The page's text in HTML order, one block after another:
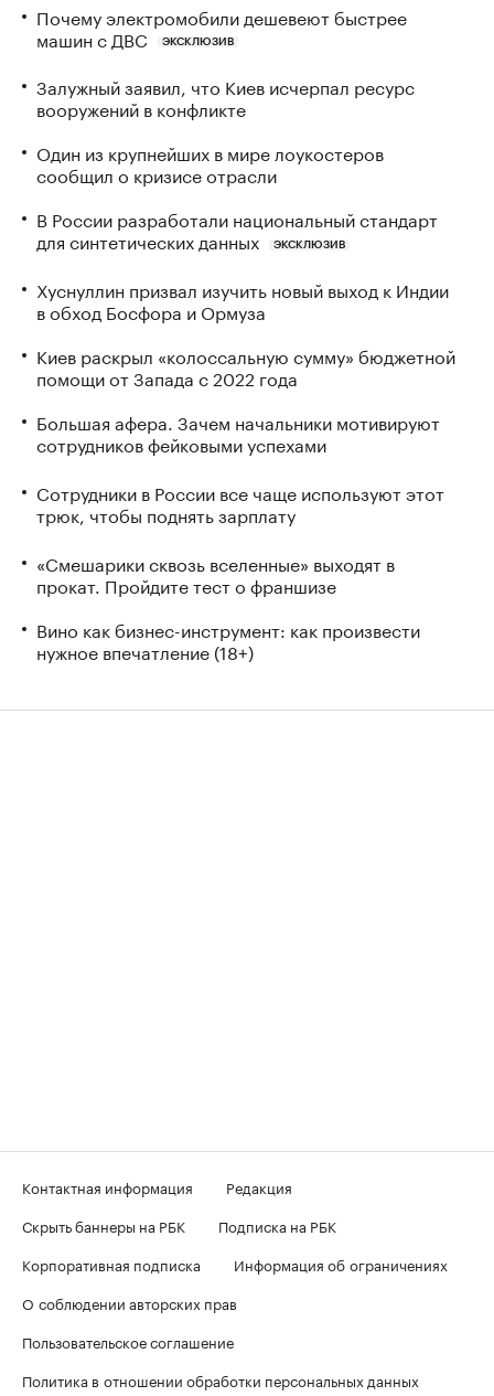
Почему электромобили дешевеют быстрее
машин с ДВС
ЭКСКЛЮЗИВ
Залужный заявил, что Киев исчерпал ресурс
вооружений в конфликте
Один из крупнейших в мире лоукостеров
сообщил о кризисе отрасли
В России разработали национальный стандарт
для синтетических данных
ЭКСКЛЮЗИВ
Хуснуллин призвал изучить новый выход к Индии
в обход Босфора и Ормуза
Киев раскрыл «колоссальную сумму» бюджетной
помощи от Запада с 2022 года
Большая афера. Зачем начальники мотивируют
сотрудников фейковыми успехами
Сотрудники в России все чаще используют этот
трюк, чтобы поднять зарплату
«Смешарики сквозь вселенные» выходят в
прокат. Пройдите тест о франшизе
Вино как бизнес-инструмент: как произвести
нужное впечатление (18+)
Контактная информация
Редакция
Скрыть баннеры на РБК
Подписка на РБК
Корпоративная подписка
Информация об ограничениях
О соблюдении авторских прав
Пользовательское соглашение
Политика в отношении обработки персональных данных